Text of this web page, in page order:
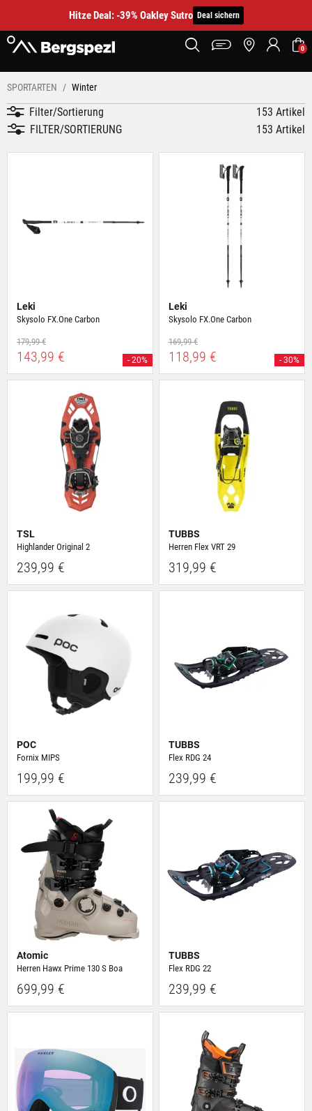
Hitze Deal: -39% Oakley Sutro Deal sichern
0
SPORTARTEN Winter
Filter/Sortierung
153 Artikel
FILTER/SORTIERUNG
153 Artikel
Leki
Skysolo FX.One Carbon
179,99 €
143,99 € - 20%
Leki
Skysolo FX.One Carbon
169,99 €
118,99 € - 30%
TSL
Highlander Original 2
239,99 €
TUBBS
Herren Flex VRT 29
319,99 €
POC
Fornix MIPS
199,99 €
TUBBS
Flex RDG 24
239,99 €
Atomic
Herren Hawx Prime 130 S Boa
699,99 €
TUBBS
Flex RDG 22
239,99 €